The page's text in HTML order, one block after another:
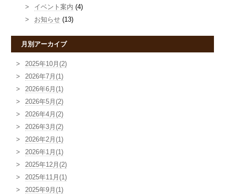
イベント案内 (4)
お知らせ (13)
月別アーカイブ
2025年10月(2)
2026年7月(1)
2026年6月(1)
2026年5月(2)
2026年4月(2)
2026年3月(2)
2026年2月(1)
2026年1月(1)
2025年12月(2)
2025年11月(1)
2025年9月(1)